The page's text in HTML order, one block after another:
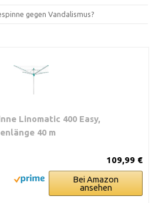
gegen Vandalismus?
Linomatic 400 Easy,
40 m
109,99 €
Bei Amazon
ansehen